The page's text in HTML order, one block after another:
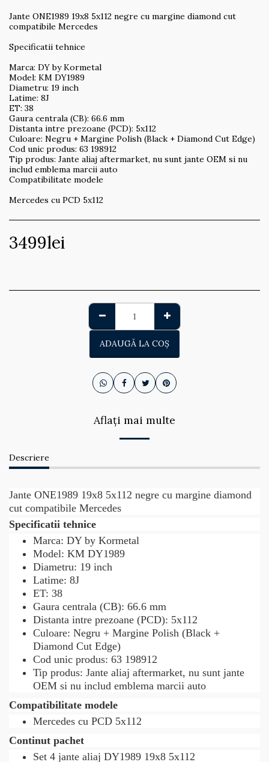
Jante ONE1989 19x8 5x112 negre cu margine diamond cut
compatibile Mercedes
Specificatii tehnice
Marca: DY by Kormetal
Model: KM DY1989
Diametru: 19 inch
Latime: 8J
ET: 38
Gaura centrala (CB): 66.6 mm
Distanta intre prezoane (PCD): 5x112
Culoare: Negru + Margine Polish (Black + Diamond Cut Edge)
Cod unic produs: 63 198912
Tip produs: Jante aliaj aftermarket, nu sunt jante OEM si nu
includ emblema marcii auto
Compatibilitate modele
Mercedes cu PCD 5x112
3499lei
ADAUGĂ LA COŞ
Aflați mai multe
Descriere
Jante ONE1989 19x8 5x112 negre cu margine diamond
cut compatibile Mercedes
Specificatii tehnice
Marca: DY by Kormetal
Model: KM DY1989
Diametru: 19 inch
Latime: 8J
ET: 38
Gaura centrala (CB): 66.6 mm
Distanta intre prezoane (PCD): 5x112
Culoare: Negru + Margine Polish (Black +
Diamond Cut Edge)
Cod unic produs: 63 198912
Tip produs: Jante aliaj aftermarket, nu sunt jante
OEM si nu includ emblema marcii auto
Compatibilitate modele
Mercedes cu PCD 5x112
Continut pachet
Set 4 jante aliaj DY1989 19x8 5x112